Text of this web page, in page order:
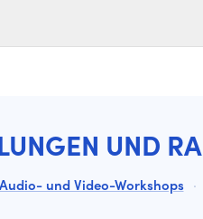
UND
und Video-Workshops ·